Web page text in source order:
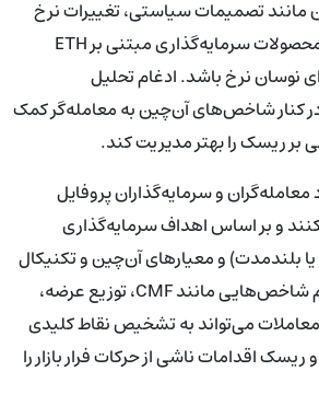
مانند تصمیمات سیاستی، تغییرات نرخ
بهره، یا اخبار مربوط به محصولات سرمایه‌گذاری مبتنی بر ETH
نوسان نرخ باشد. ادغام تحلیل
در کنار شاخص‌های آن‌چین به معامله‌گر کمک
ریسک را بهتر مدیریت کند.
و سرمایه‌گذاران پروفایل
و بر اساس اهداف سرمایه‌گذاری
بلندمدت) و معیارهای آن‌چین و تکنیکال
اقدام کنند. رصد مداوم شاخص‌هایی مانند CMF، توزیع عرضه،
می‌تواند به تشخیص نقاط کلیدی
اقدامات ناشی از حرکات فرار بازار را